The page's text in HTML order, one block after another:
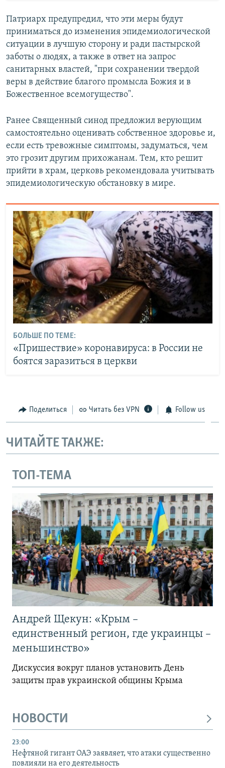
Патриарх предупредил, что эти меры будут
приниматься до изменения эпидемиологической
ситуации в лучшую сторону и ради пастырской
заботы о людях, а также в ответ на запрос
санитарных властей, "при сохранении твердой
веры в действие благого промысла Божия и в
Божественное всемогущество".
Ранее Священный синод предложил верующим
самостоятельно оценивать собственное здоровье и,
если есть тревожные симптомы, задуматься, чем
это грозит другим прихожанам. Тем, кто решит
прийти в храм, церковь рекомендовала учитывать
эпидемиологическую обстановку в мире.
БОЛЬШЕ ПО ТЕМЕ:
«Пришествие» коронавируса: в России не
боятся заразиться в церкви
Поделиться Читать без VPN Follow us
ЧИТАЙТЕ ТАКЖЕ:
ТОП-ТЕМА
Андрей Щекун: «Крым –
единственный регион, где украинцы –
меньшинство»
Дискуссия вокруг планов установить День
защиты прав украинской общины Крыма
НОВОСТИ
23:00
Нефтяной гигант ОАЭ заявляет, что атаки существенно
повлияли на его деятельность